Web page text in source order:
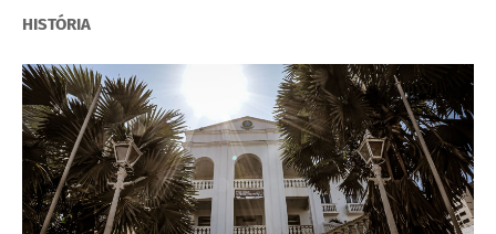
HISTÓRIA